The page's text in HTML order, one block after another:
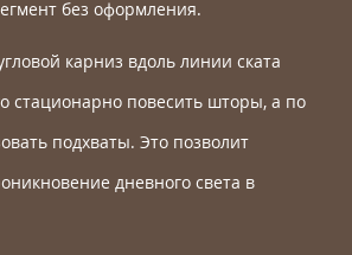
без оформления.
карниз вдоль линии ската
стационарно повесить шторы, а по
подхваты. Это позволит
дневного света в